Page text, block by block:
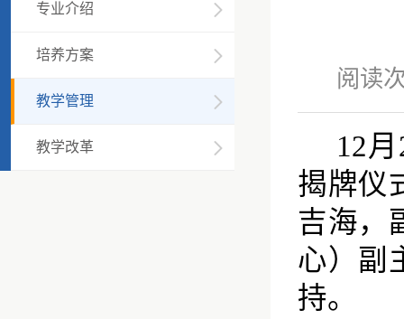
专业介绍
培养方案
教学管理
教学改革
阅读
12
揭牌仪
吉海，
心）副
持。